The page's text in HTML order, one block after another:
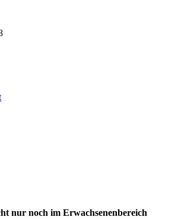
nur noch im Erwachsenenbereich